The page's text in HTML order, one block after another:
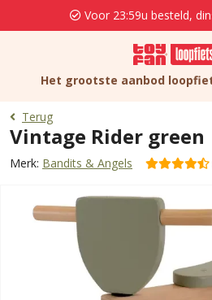
Voor 23:59u besteld,
Het grootste aanbod
Terug
Vintage Rider green
Merk: Bandits & Angels